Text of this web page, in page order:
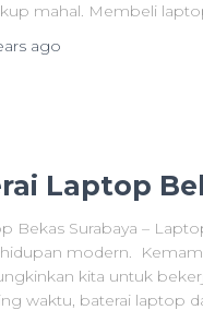
mahal. Membeli
ago
Laptop
Bekas Surabaya –
modern.
kita untuk
waktu, baterai laptop